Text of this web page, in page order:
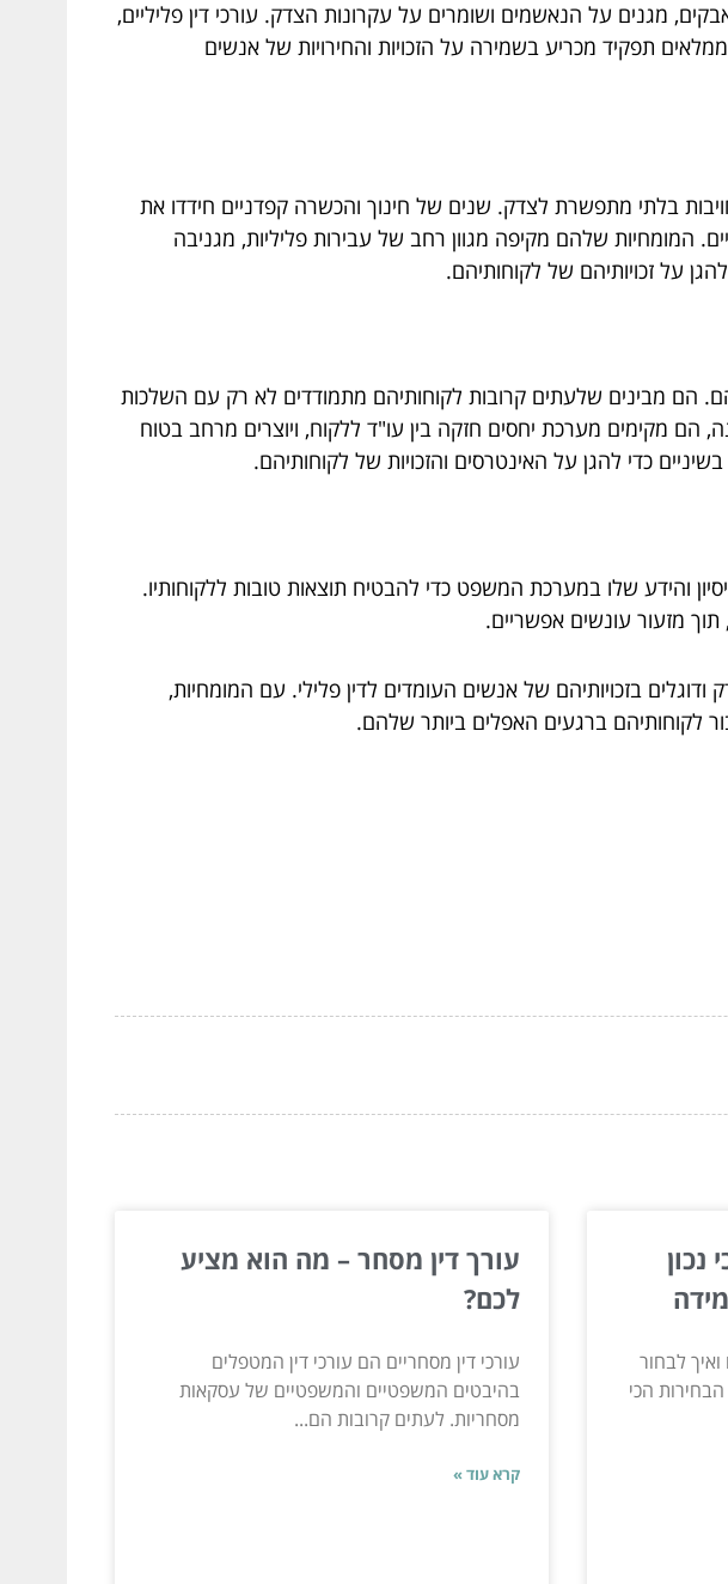
מגנים על הנאשמים ושומרים על עקרונות הצדק. עורכי דין פליליים,
תפקיד מכריע בשמירה על הזכויות והחירויות של אנשים
בלתי מתפשרת לצדק. שנים של חינוך והכשרה קפדניים חידדו את
המומחיות שלהם מקיפה מגוון רחב של עבירות פליליות, מגניבה
על זכויותיהם של לקוחותיהם.
הם מבינים שלעתים קרובות לקוחותיהם מתמודדים לא רק עם השלכות
הם מקימים מערכת יחסים חזקה בין עו"ד ללקוח, ויוצרים מרחב בטוח
כדי להגן על האינטרסים והזכויות של לקוחותיהם.
והידע שלו במערכת המשפט כדי להבטיח תוצאות טובות ללקוחותיו.
מזעור עונשים אפשריים.
בזכויותיהם של אנשים העומדים לדין פלילי. עם המומחיות,
לקוחותיהם ברגעים האפלים ביותר שלהם.
לבחור
הכי
עורך דין מסחר – מה הוא מציע
לכם?
עורכי דין מסחריים הם עורכי דין המטפלים
בהיבטים המשפטיים והמשפטיים של עסקאות
מסחריות. לעתים קרובות הם...
קרא עוד »